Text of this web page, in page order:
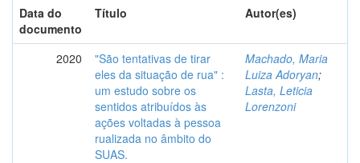
Data do
documento
Título Autor(es)
2020
"São tentativas de tirar
eles da situação de rua" :
um estudo sobre os
sentidos atribuídos às
ações voltadas à pessoa
rualizada no âmbito do
SUAS.
Machado, Maria
Luiza Adoryan;
Lasta, Leticia
Lorenzoni